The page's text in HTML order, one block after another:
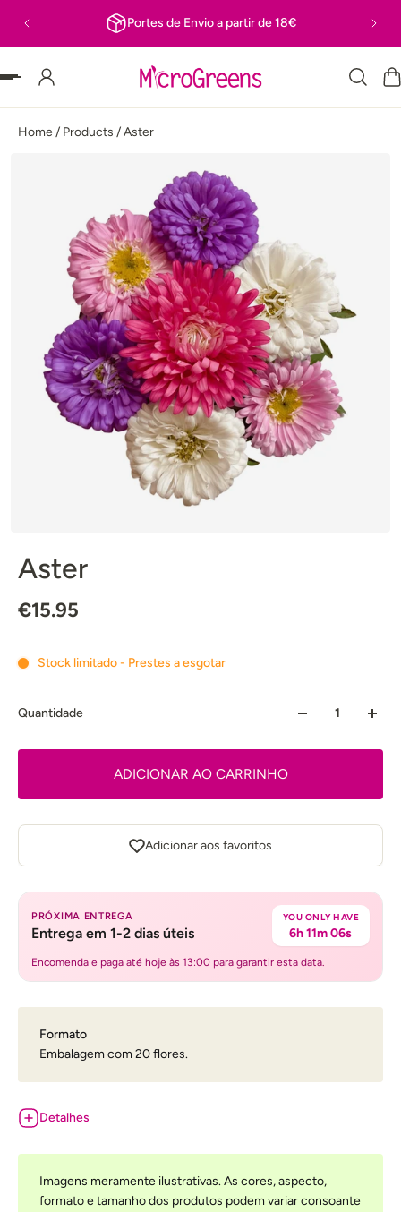
PARA O TEXTO Portes de Envio a partir de 18€
Home/ Products /Aster
Aster
€15.95
Stock limitado - Prestes a esgotar
Quantidade
ADICIONAR AO CARRINHO
Adicionar aos favoritos
PRÓXIMA ENTREGA
Entrega em 1-2 dias úteis
YOU ONLY HAVE
6h 11m 06s
Encomenda e paga até hoje às 13:00 para garantir esta data.
Formato
Embalagem com 20 flores.
Detalhes
Imagens meramente ilustrativas. As cores, aspecto,
formato e tamanho dos produtos podem variar consoante